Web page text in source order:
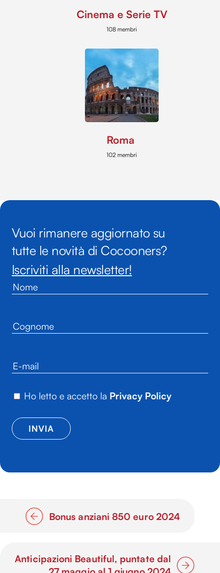
Cinema e Serie TV
108 membri
Roma
102 membri
Vuoi rimanere aggiornato su
tutte le novità di Cocooners?
Iscriviti alla newsletter!
Ho letto e accetto la Privacy Policy
Bonus anziani 850 euro 2024
Anticipazioni Beautiful, puntate dal